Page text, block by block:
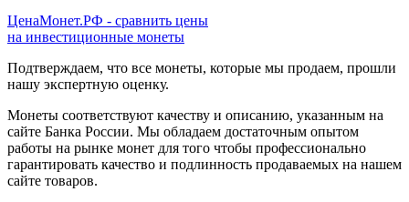
ЦенаМонет.РФ - сравнить цены
на инвестиционные монеты
Подтверждаем, что все монеты, которые мы продаем, прошли
нашу экспертную оценку.
Монеты соответствуют качеству и описанию, указанным на
сайте Банка России. Мы обладаем достаточным опытом
работы на рынке монет для того чтобы профессионально
гарантировать качество и подлинность продаваемых на нашем
сайте товаров.